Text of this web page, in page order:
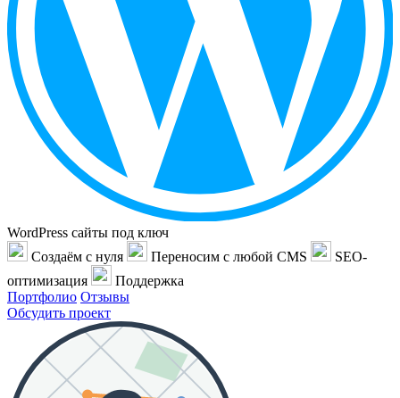
WordPress сайты под ключ
Создаём с нуля
Переносим с любой CMS
SEO-
оптимизация
Поддержка
Портфолио Отзывы
Обсудить проект